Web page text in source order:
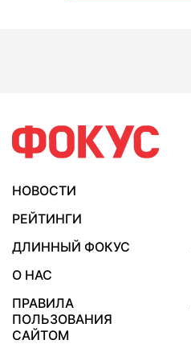
НОВОСТИ
РЕЙТИНГИ
ДЛИННЫЙ ФОКУС
О НАС
ПРАВИЛА
ПОЛЬЗОВАНИЯ
САЙТОМ